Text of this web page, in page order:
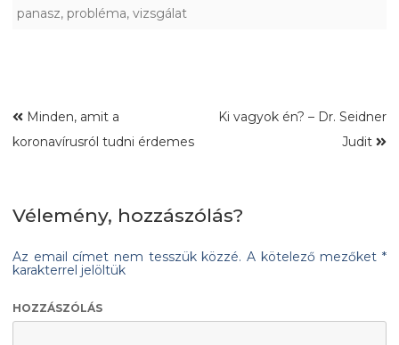
panasz, probléma, vizsgálat
Minden, amit a
koronavírusról tudni érdemes
Ki vagyok én? – Dr. Seidner
Judit
Vélemény, hozzászólás?
Az email címet nem tesszük közzé. A kötelező mezőket*
karakterrel jelöltük
HOZZÁSZÓLÁS